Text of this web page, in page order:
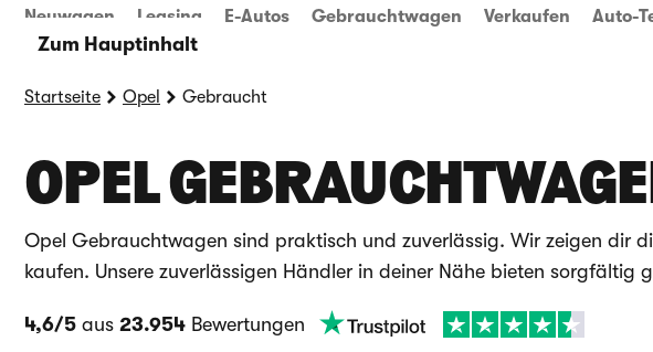
Zum Hauptinhalt
Neuwagen Leasing E-Autos Gebrauchtwagen Verkaufen Auto-
Startseite Opel Gebraucht
OPEL
Opel Gebrauchtwagen sind praktisch und zuverlässig. Wir zeigen dir
kaufen. Unsere zuverlässigen Händler in deiner Nähe bieten sorgfältig
4,6/5 aus 23.954 Bewertungen